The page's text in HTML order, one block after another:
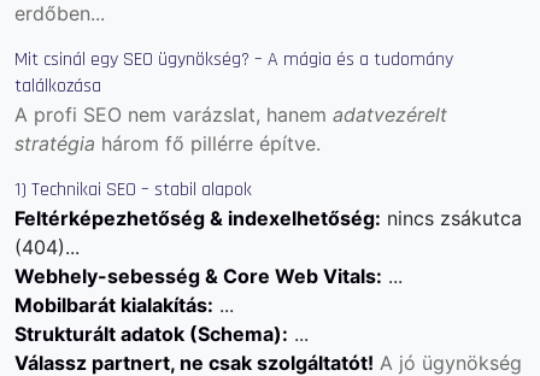
erdőben...
Mit csinál egy SEO ügynökség? – A mágia és a tudomány
találkozása
A profi SEO nem varázslat, hanem adatvezérelt
stratégia három fő pillérre építve.
1) Technikai SEO – stabil alapok
Feltérképezhetőség & indexelhetőség: nincs zsákutca
(404)...
Webhely-sebesség & Core Web Vitals: ...
Mobilbarát kialakítás: ...
Strukturált adatok (Schema): ...
Válassz partnert, ne csak szolgáltatót! A jó ügynökség